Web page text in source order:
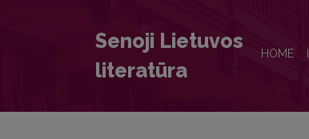
Senoji Lietuvos
literatūra
HOME